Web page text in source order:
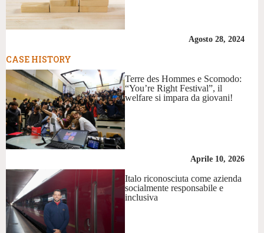
Agosto 28, 2024
CASE HISTORY
Terre des Hommes e Scomodo:
“You’re Right Festival”, il
welfare si impara da giovani!
Aprile 10, 2026
Italo riconosciuta come azienda
socialmente responsabile e
inclusiva